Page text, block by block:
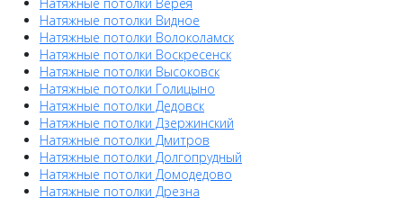
Натяжные потолки Видное
Натяжные потолки Волоколамск
Натяжные потолки Воскресенск
Натяжные потолки Высоковск
Натяжные потолки Голицыно
Натяжные потолки Дедовск
Натяжные потолки Дзержинский
Натяжные потолки Дмитров
Натяжные потолки Долгопрудный
Натяжные потолки Домодедово
Натяжные потолки Дрезна